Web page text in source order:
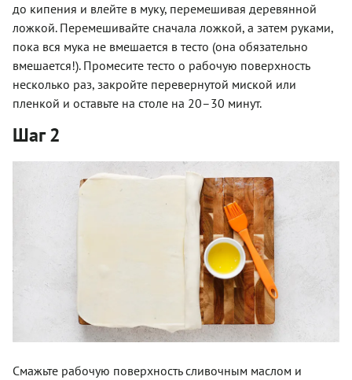
до кипения и влейте в муку, перемешивая деревянной
ложкой. Перемешивайте сначала ложкой, а затем руками,
пока вся мука не вмешается в тесто (она обязательно
вмешается!). Промесите тесто о рабочую поверхность
несколько раз, закройте перевернутой миской или
пленкой и оставьте на столе на 20–30 минут.
Шаг 2
Смажьте рабочую поверхность сливочным маслом и